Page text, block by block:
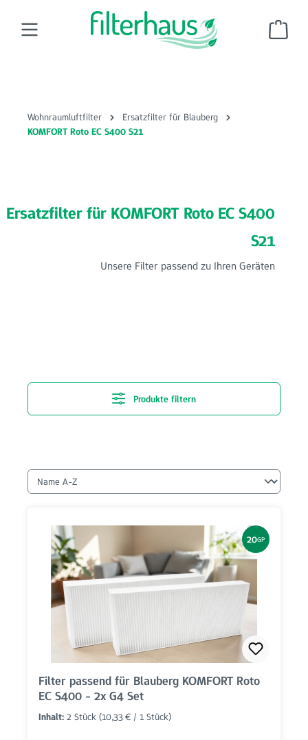
Zum Hauptinhalt springen
Wohnraumluftfilter
Ersatzfilter für Blauberg
KOMFORT Roto EC S400 S21
Ersatzfilter für KOMFORT Roto EC S400
S21
Unsere Filter passend zu Ihren Geräten
Produkte filtern
20GP
Filter passend für Blauberg KOMFORT Roto
EC S400 - 2x G4 Set
Inhalt: 2 Stück (10,33 € / 1 Stück)